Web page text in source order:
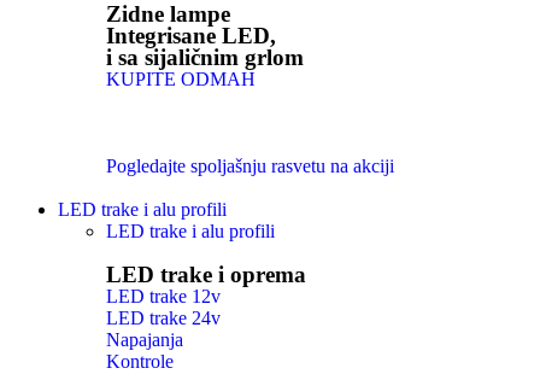
Zidne lampe
Integrisane LED,
i sa sijaličnim grlom
KUPITE ODMAH
Pogledajte spoljašnju rasvetu na akciji
LED trake i alu profili
LED trake i alu profili
LED trake i oprema
LED trake 12v
LED trake 24v
Napajanja
Kontrole